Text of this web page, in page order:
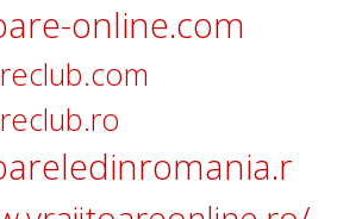
online.com